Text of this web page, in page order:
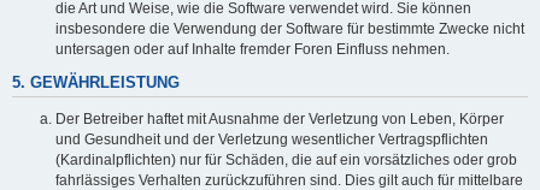
die Art und Weise, wie die Software verwendet wird. Sie können
insbesondere die Verwendung der Software für bestimmte Zwecke nicht
untersagen oder auf Inhalte fremder Foren Einfluss nehmen.
5. GEWÄHRLEISTUNG
Der Betreiber haftet mit Ausnahme der Verletzung von Leben, Körper
und Gesundheit und der Verletzung wesentlicher Vertragspflichten
(Kardinalpflichten) nur für Schäden, die auf ein vorsätzliches oder grob
fahrlässiges Verhalten zurückzuführen sind. Dies gilt auch für mittelbare